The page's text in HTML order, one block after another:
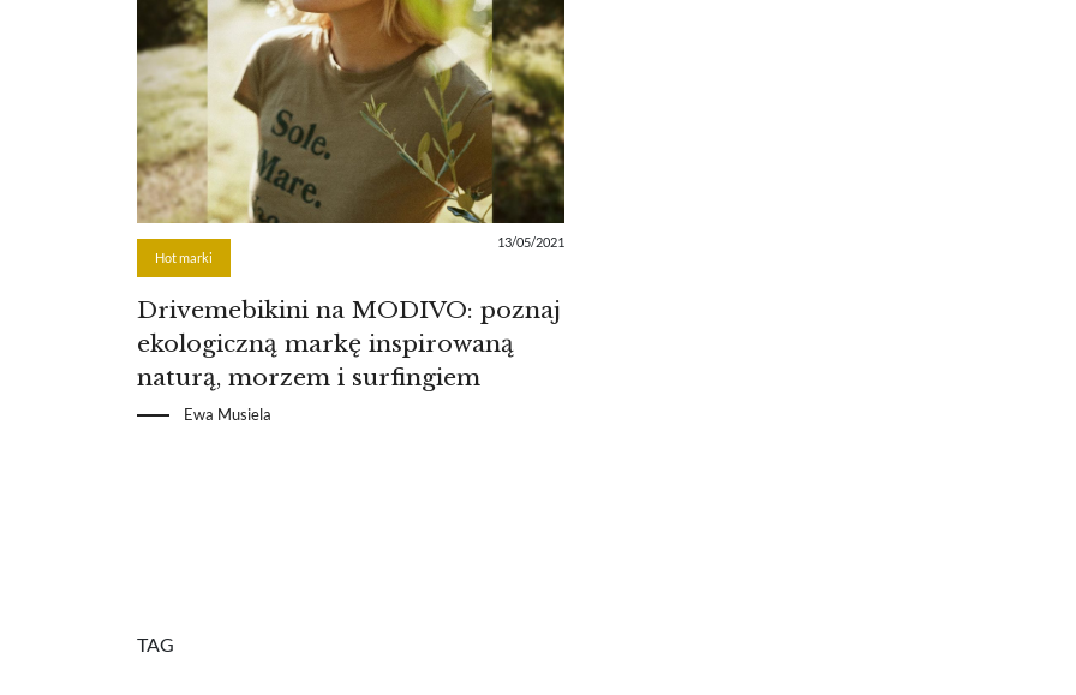
Hot marki
13/05/2021
Drivemebikini na MODIVO: poznaj
ekologiczną markę inspirowaną
naturą, morzem i surfingiem
Ewa Musiela
TAG